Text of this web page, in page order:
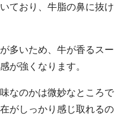
ており、牛脂の鼻に抜け
多いため、牛が香るスー
が強くなります。
なのかは微妙なところで
がしっかり感じ取れるの